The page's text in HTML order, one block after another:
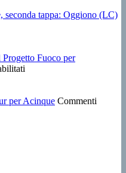
in
il
Ruote
seconda tappa: Oggiono (LC)
Fuoco per
vetrato
per Acinque Commenti